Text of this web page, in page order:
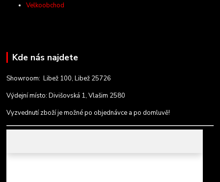
Velkoobchod
Kde nás najdete
Showroom: Libež 100, Libež 25726
Výdejní místo: Divišovská 1, Vlašim 2580
Vyzvednutí zboží je možné po objednávce a po domluvě!